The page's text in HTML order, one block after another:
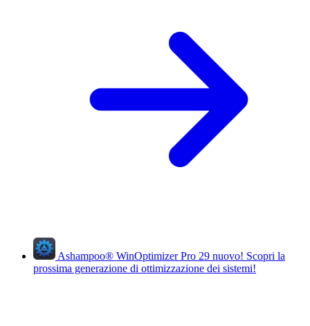
Ashampoo® WinOptimizer Pro 29 nuovo! Scopri la
prossima generazione di ottimizzazione dei sistemi!